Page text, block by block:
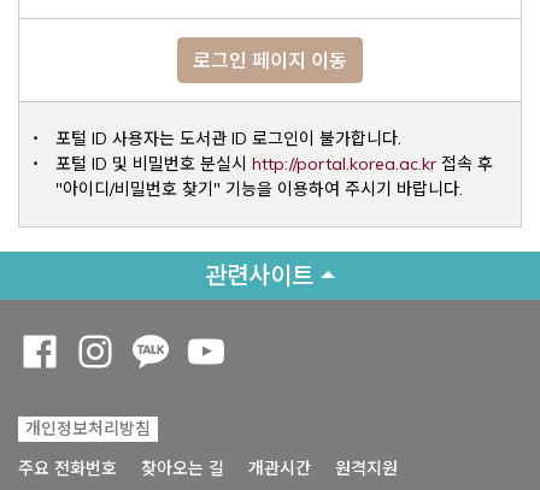
로그인 페이지 이동
포털 ID 사용자는 도서관 ID 로그인이 불가합니다.
포털 ID 및 비밀번호 분실시 http://portal.korea.ac.krOpens a
접속 후
"아이디/비밀번호 찾기" 기능을 이용하여 주시기 바랍니다.
관련사이트
개인정보처리방침
주요 전화번호
찾아오는 길 개관시간 원격지원
Opens a new window
Opens a new window
Opens a new window